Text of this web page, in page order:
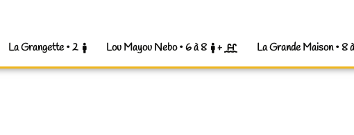
La Grangette • 2 Lou Mayou Nebo • 6 à 8 + La Grande Maison • 8